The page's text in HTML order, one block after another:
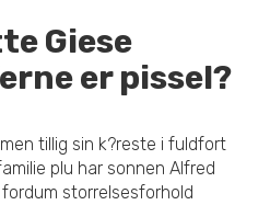
Giese
er pissel?
tillig sin k?reste i fuldfort
plu har sonnen Alfred
storrelsesforhold